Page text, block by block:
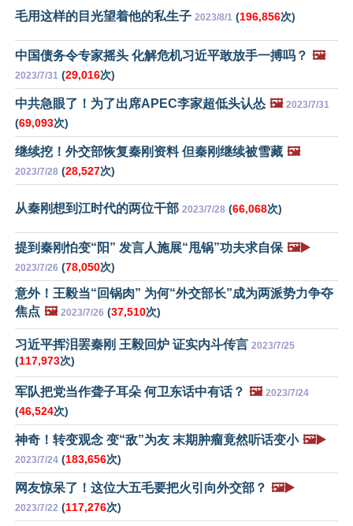
毛用这样的目光望着他的私生子 2023/8/1 (196,856次)
中国债务令专家摇头 化解危机习近平敢放手一搏吗？ 🖼️
2023/7/31 (29,016次)
中共急眼了！为了出席APEC李家超低头认怂 🖼️ 2023/7/31
(69,093次)
继续挖！外交部恢复秦刚资料 但秦刚继续被雪藏 🖼️
2023/7/28 (28,527次)
从秦刚想到江时代的两位干部 2023/7/28 (66,068次)
提到秦刚怕变“阳” 发言人施展“甩锅”功夫求自保 🖼️▶️
2023/7/26 (78,050次)
意外！王毅当“回锅肉” 为何“外交部长”成为两派势力争夺
焦点 🖼️ 2023/7/26 (37,510次)
习近平挥泪罢秦刚 王毅回炉 证实内斗传言 2023/7/25
(117,973次)
军队把党当作聋子耳朵 何卫东话中有话？ 🖼️ 2023/7/24
(46,524次)
神奇！转变观念 变“敌”为友 末期肿瘤竟然听话变小 🖼️▶️
2023/7/24 (183,656次)
网友惊呆了！这位大五毛要把火引向外交部？ 🖼️▶️
2023/7/22 (117,276次)